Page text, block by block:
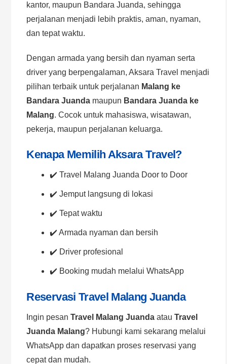
kantor, maupun Bandara Juanda, sehingga
perjalanan menjadi lebih praktis, aman, nyaman,
dan tepat waktu.
Dengan armada yang bersih dan nyaman serta
driver yang berpengalaman, Aksara Travel menjadi
pilihan terbaik untuk perjalanan Malang ke
Bandara Juanda maupun Bandara Juanda ke
Malang. Cocok untuk mahasiswa, wisatawan,
pekerja, maupun perjalanan keluarga.
Kenapa Memilih Aksara Travel?
✔️ Travel Malang Juanda Door to Door
✔️ Jemput langsung di lokasi
✔️ Tepat waktu
✔️ Armada nyaman dan bersih
✔️ Driver profesional
✔️ Booking mudah melalui WhatsApp
Reservasi Travel Malang Juanda
Ingin pesanTravel Malang Juanda atauTravel
Juanda Malang? Hubungi kami sekarang melalui
WhatsApp dan dapatkan proses reservasi yang
cepat dan mudah.